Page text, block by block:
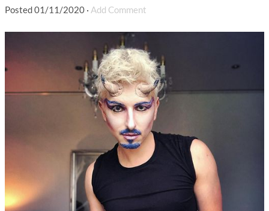
Posted01/11/2020 · Add Comment